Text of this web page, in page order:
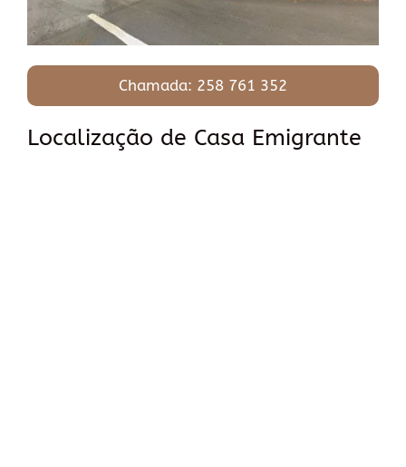
Chamada: 258 761 352
Localização de Casa Emigrante